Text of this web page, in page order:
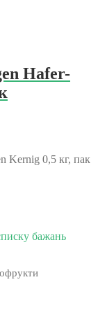
Hafer-
Kernig 0,5 кг, пак
бажань